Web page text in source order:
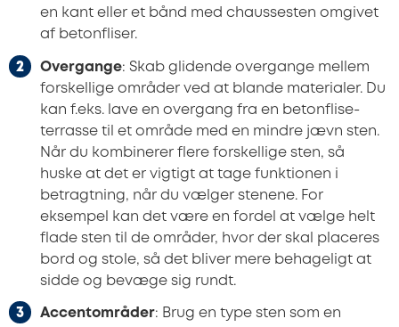
en kant eller et bånd med chaussesten omgivet
af betonfliser.
Overgange: Skab glidende overgange mellem
forskellige områder ved at blande materialer. Du
kan f.eks. lave en overgang fra en betonflise-
terrasse til et område med en mindre jævn sten.
Når du kombinerer flere forskellige sten, så
huske at det er vigtigt at tage funktionen i
betragtning, når du vælger stenene. For
eksempel kan det være en fordel at vælge helt
flade sten til de områder, hvor der skal placeres
bord og stole, så det bliver mere behageligt at
sidde og bevæge sig rundt.
Accentområder: Brug en type sten som en